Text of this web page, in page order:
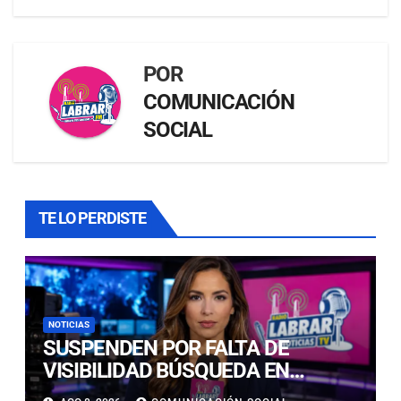
POR
COMUNICACIÓN
SOCIAL
TE LO PERDISTE
NOTICIAS
SUSPENDEN POR FALTA DE
VISIBILIDAD BÚSQUEDA EN
CALDERILLA: OPERATIVO SE